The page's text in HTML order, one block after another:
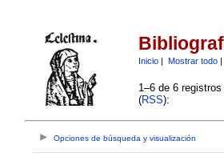
Inicio| Mostrar todo|
1–6 de 6
(RSS):
Opciones de búsqueda y visualización